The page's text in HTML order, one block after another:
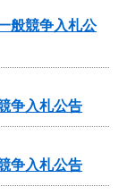
般競争入札公
争入札公告
争入札公告